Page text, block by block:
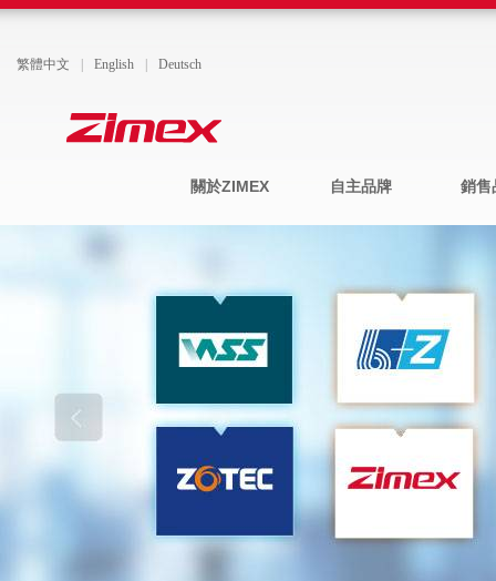
繁體中文 English Deutsch
關於ZIMEX 自主品牌 銷售